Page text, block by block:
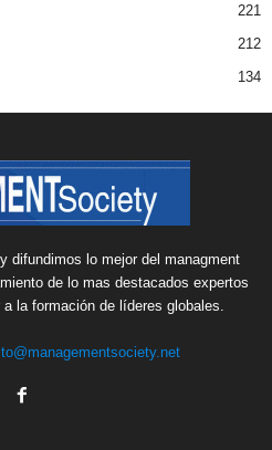
221
212
134
difundimos lo mejor del managment
de lo mas destacados expertos
la formación de líderes globales.